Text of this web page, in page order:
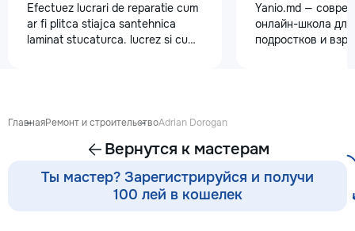
Efectuez lucrari de reparatie cum
ar fi plitca stiajca santehnica
laminat stucaturca. lucrez si cu
Yanio.md —
онлайн-школа для
подростков и
преподаватели
английскому
языку,
ГлавнаяРемонт и строительствоAdrian Dorogan
Вернутся к мастерам
Ты мастер? Зарегистрируйся и получи
100 лей в кошелек